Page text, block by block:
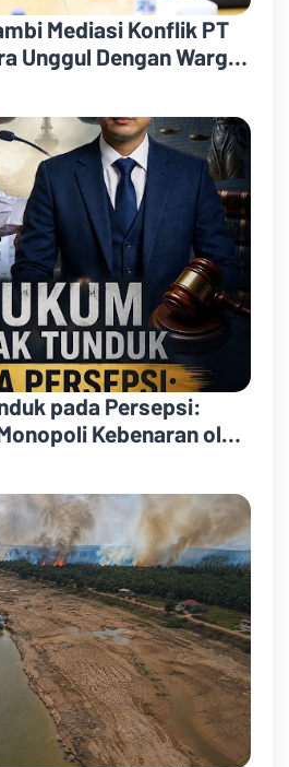
Mediasi Konflik PT
Unggul Dengan Warga
pada Persepsi:
Kebenaran oleh